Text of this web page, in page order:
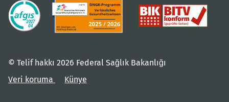
© Telif hakkı 2026 Federal Sağlık Bakanlığı
Veri koruma
Künye